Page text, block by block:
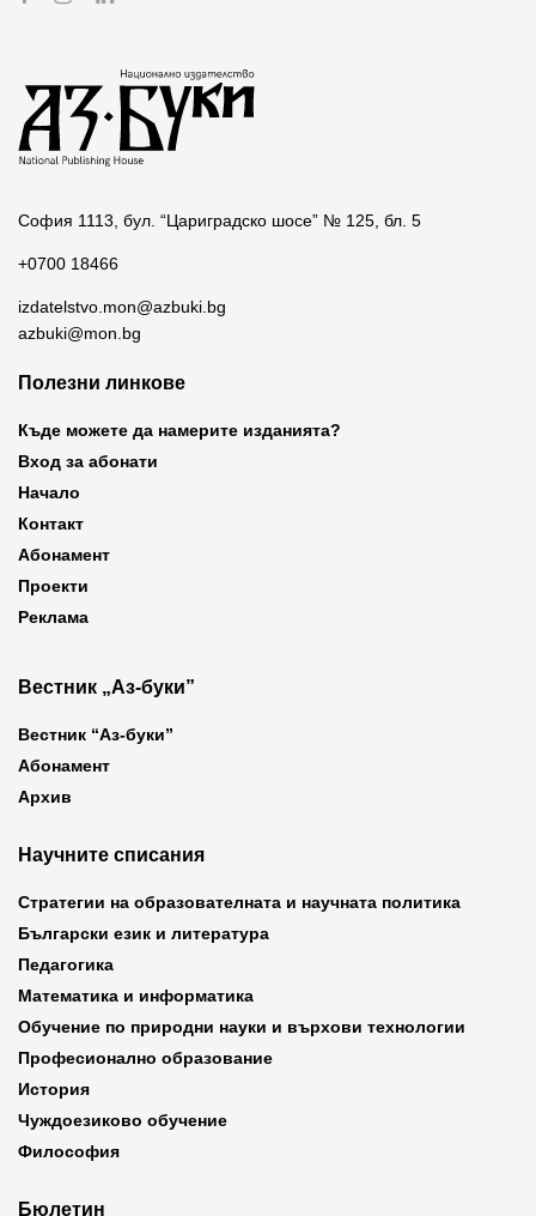
София 1113, бул. “Цариградско шосе” № 125, бл. 5
+0700 18466
izdatelstvo.mon@azbuki.bg
azbuki@mon.bg
Полезни линкове
Къде можете да намерите изданията?
Вход за абонати
Начало
Контакт
Абонамент
Проекти
Реклама
Вестник „Аз-буки”
Вестник “Аз-буки”
Абонамент
Архив
Научните списания
Стратегии на образователната и научната политика
Български език и литература
Педагогика
Математика и информатика
Обучение по природни науки и върхови технологии
Професионално образование
История
Чуждоезиково обучение
Философия
Бюлетин